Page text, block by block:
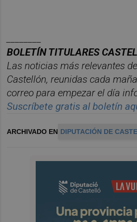
BOLETÍN TITULARES
Las noticias más relevantes
Castellón, reunidas cada ma
correo para empezar el día
Suscríbete gratis al boletín
ARCHIVADO EN DIPUTACIÓN DE